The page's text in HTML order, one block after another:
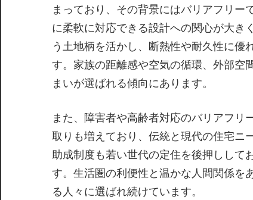
まっており、その背景にはバリアフリ
に柔軟に対応できる設計への関心が大き
う土地柄を活かし、断熱性や耐久性に
す。家族の距離感や空気の循環、外部空
まいが選ばれる傾向にあります。
また、障害者や高齢者対応のバリアフ
取りも増えており、伝統と現代の住宅ニ
助成制度も若い世代の定住を後押しして
す。生活圏の利便性と温かな人間関係を
る人々に選ばれ続けています。